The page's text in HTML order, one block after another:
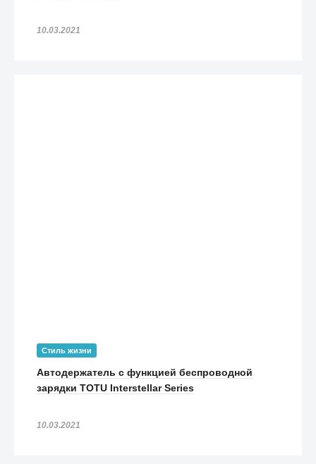
10.03.2021
Стиль жизни
Автодержатель с функцией беспроводной
зарядки TOTU Interstellar Series
10.03.2021